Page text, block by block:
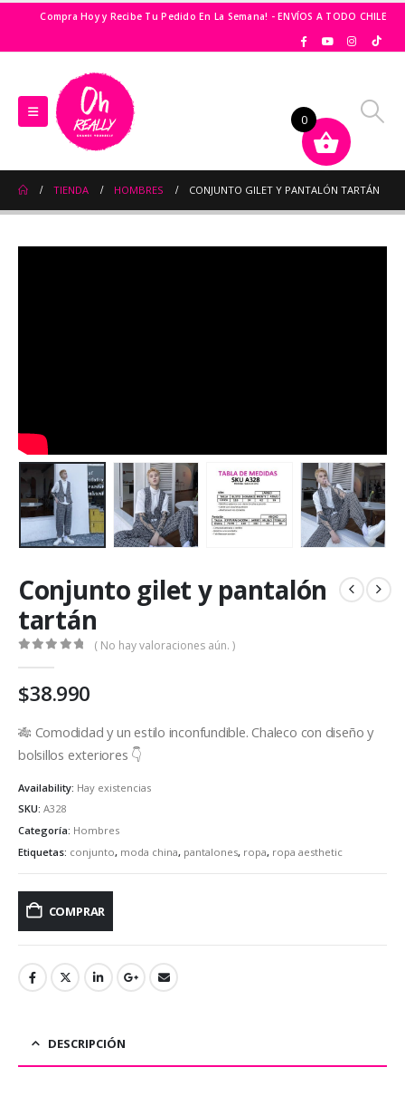
Compra Hoy y Recibe Tu Pedido En La Semana! - ENVÍOS A TODO CHILE
TIENDA HOMBRES CONJUNTO GILET Y PANTALÓN TARTÁN
Conjunto gilet y pantalón
tartán
( No hay valoraciones aún. )
$38.990
🎋 Comodidad y un estilo inconfundible. Chaleco con diseño y
bolsillos exteriores 👇
Availability: Hay existencias
SKU: A328
Categoría: Hombres
Etiquetas: conjunto, moda china, pantalones, ropa, ropa aesthetic
COMPRAR
DESCRIPCIÓN
0